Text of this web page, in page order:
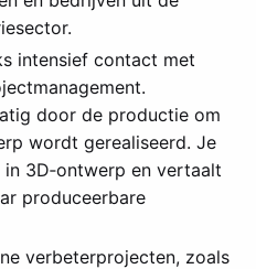
intensief contact met
door de productie om
wordt gerealiseerd. Je
3D‑ontwerp en vertaalt
produceerbare
verbeterprojecten, zoals